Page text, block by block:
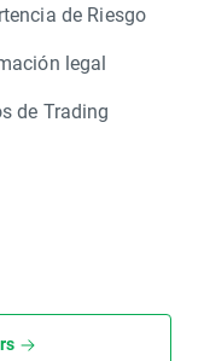
de Riesgo
legal
de Trading